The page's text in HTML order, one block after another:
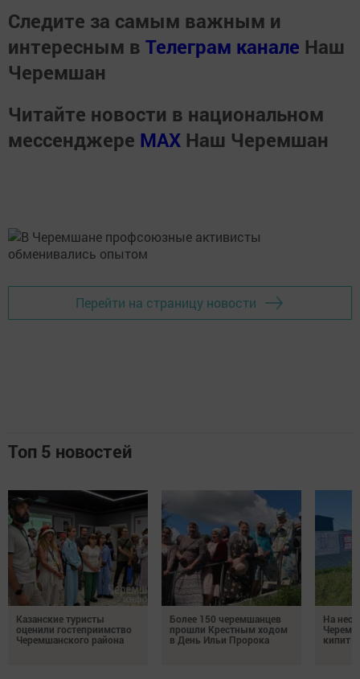
Следите за самым важным и
интересным в Телеграм канале Наш
Черемшан
Читайте новости в национальном
мессенджере MАХ Наш Черемшан
Перейти на страницу новости
Топ 5 новостей
Казанские туристы
оценили гостеприимство
Черемшанского района
Более 150 черемшанцев
прошли Крестным ходом
в День Ильи Пророка
На
кипит